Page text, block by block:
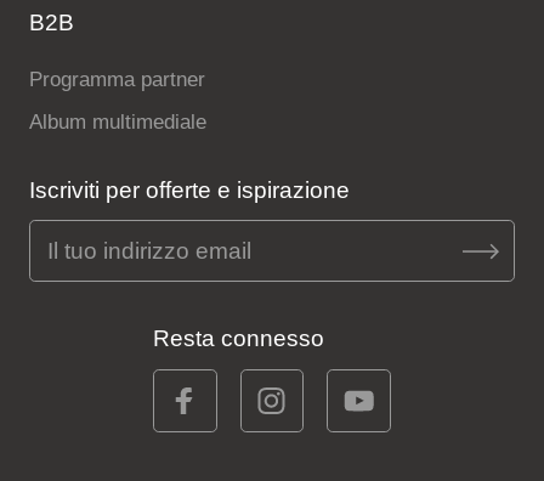
B2B
Programma partner
Album multimediale
Iscriviti per offerte e ispirazione
Resta connesso